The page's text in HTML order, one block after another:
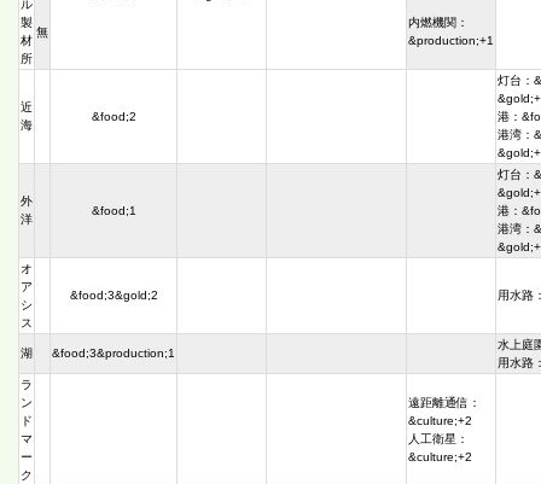
ル
製
材
所
無
内燃機関：
&production;+1
近
海
&food;2
灯台：
港：
港湾：
外
洋
&food;1
灯台：
港：
港湾：
オ
ア
シ
ス
&food;3&gold;2 用水路
湖 &food;3&production;1
水上庭
用水路
ラ
ン
ド
マ
ー
ク
遠距離通信：
&culture;+2
人工衛星：
&culture;+2